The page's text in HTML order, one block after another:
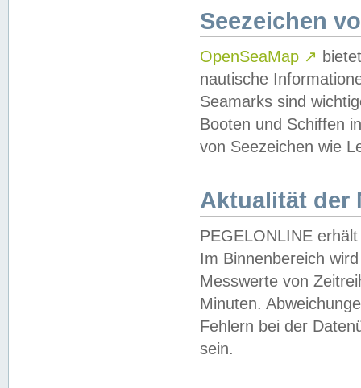
Seezeichen
OpenSeaMap ↗
nautische
Seamarks sind
Booten und Schiffen
von Seezeichen wie
Aktualität der
PEGELONLINE
Im Binnenbereich
Messwerte von
Minuten.
Fehlern bei der
sein.